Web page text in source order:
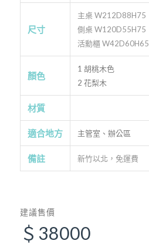
尺寸
主桌 W212D88H75
側桌 W120D55H75
活勳櫃 W42D60H65
顏色
1 胡桃木色
2 花梨木
材質
適合地方 主管室、辦公區
備註 新竹以北，免運費
建議售價
＄38000